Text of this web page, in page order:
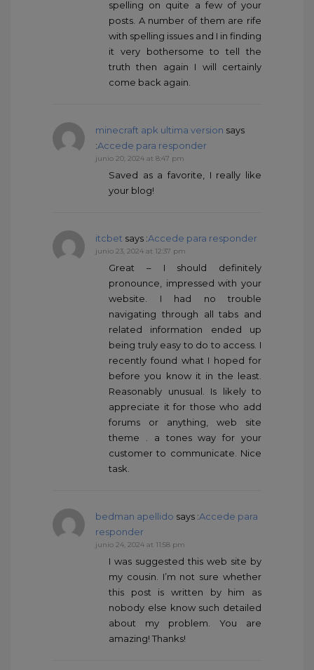
spelling on quite a few of your
posts. A number of them are rife
with spelling issues and I in finding
it very bothersome to tell the
truth then again I will certainly
come back again.
minecraft apk ultima version says
:Accede para responder
junio 20, 2024 at 8:47 pm
Saved as a favorite, I really like
your blog!
itcbet says :Accede para responder
junio 23, 2024 at 12:37 pm
Great – I should definitely
pronounce, impressed with your
website. I had no trouble
navigating through all tabs and
related information ended up
being truly easy to do to access. I
recently found what I hoped for
before you know it in the least.
Reasonably unusual. Is likely to
appreciate it for those who add
forums or anything, web site
theme . a tones way for your
customer to communicate. Nice
task.
bedman apellido says :Accede para
responder
junio 24, 2024 at 11:58 pm
I was suggested this web site by
my cousin. I’m not sure whether
this post is written by him as
nobody else know such detailed
about my problem. You are
amazing! Thanks!